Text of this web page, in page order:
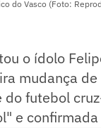
do Vasco (Foto:
o ídolo
mudança
do futebol
e